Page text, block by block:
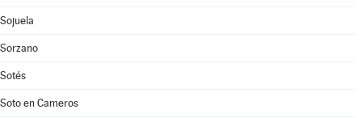
Sojuela
Sorzano
Sotés
Soto en Cameros